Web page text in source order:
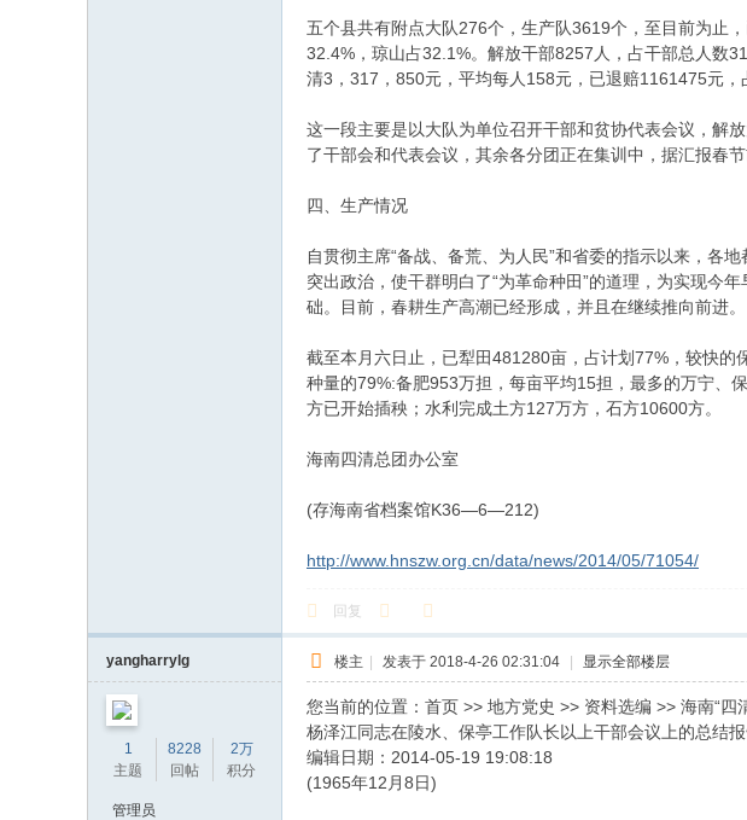
五个县共有附点大队276个，生产队3619个，至目前为止
32.4%，琼山占32.1%。解放干部8257人，占干部总人数
清3，317，850元，平均每人158元，已退赔1161475元，
这一段主要是以大队为单位召开干部和贫协代表会议，解
了干部会和代表会议，其余各分团正在集训中，据汇报春
四、生产情况
自贯彻主席“备战、备荒、为人民”和省委的指示以来，各
突出政治，使干群明白了“为革命种田”的道理，为实现今
础。目前，春耕生产高潮已经形成，并且在继续推向前进。
截至本月六日止，已犁田481280亩，占计划77%，较快
种量的79%:备肥953万担，每亩平均15担，最多的万宁、
方已开始插秧；水利完成土方127万方，石方10600方。
海南四清总团办公室
(存海南省档案馆K36—6—212)
http://www.hnszw.org.cn/data/news/2014/05/71054/
回复
yangharrylg
1
主题
8228
回帖
2万
积分
管理员
楼主 | 发表于 2018-4-26 02:31:04 | 显示全部楼层
您当前的位置：首页 >> 地方党史 >> 资料选编 >> 海南“四
杨泽江同志在陵水、保亭工作队长以上干部会议上的总结报
编辑日期：2014-05-19 19:08:18
(1965年12月8日)